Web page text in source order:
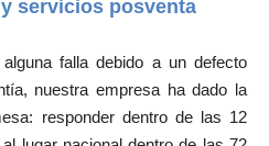
servicios posventa
falla debido a un defecto
nuestra empresa ha dado la
responder dentro de las 12